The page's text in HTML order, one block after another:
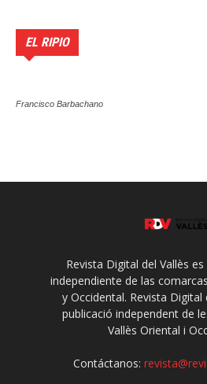
EL RIPIO
Francisco Barbachano
Revista Digital del Vallès
independiente de las
y Occidental. Revista Digital
publicació independent de
Vallès Oriental i
Contáctanos: